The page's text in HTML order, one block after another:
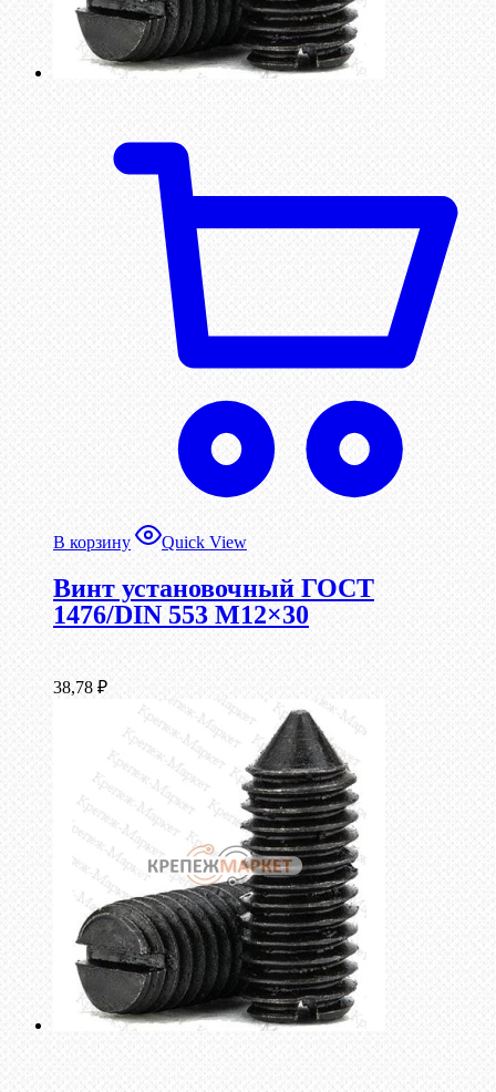
В корзину Quick View
Винт установочный ГОСТ
1476/DIN 553 М12×30
38,78 ₽